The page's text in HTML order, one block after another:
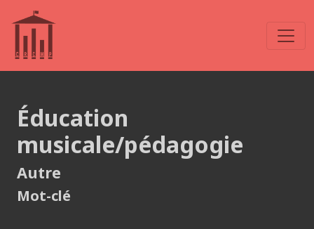
Éducation
musicale/pédagogie
Autre
Mot-clé